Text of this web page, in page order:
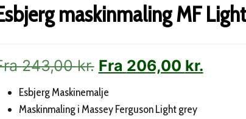
maskinmaling MF
243,00kr. Fra 206,00 kr.
Esbjerg Maskinemalje
Maskinmaling i Massey Ferguson Light grey